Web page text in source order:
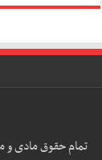
تمام حقوق مادی و